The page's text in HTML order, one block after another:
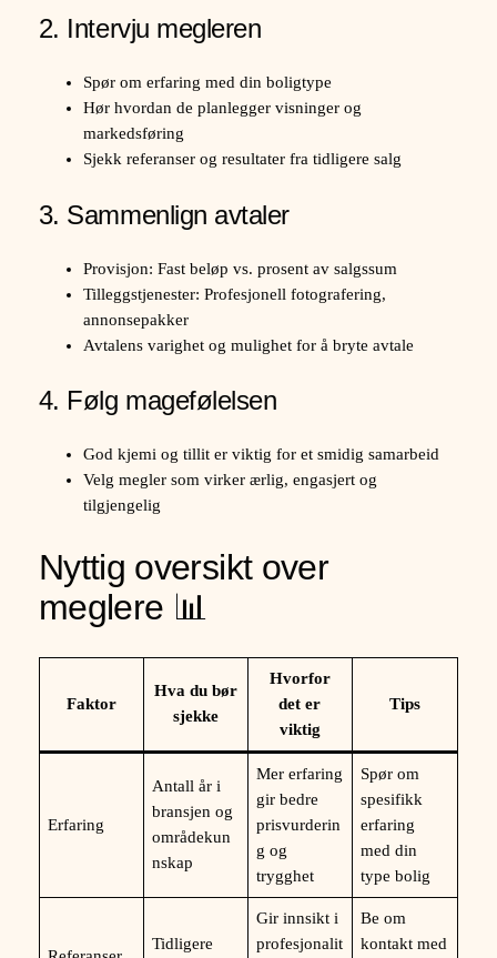
2. Intervju megleren
Spør om erfaring med din boligtype
Hør hvordan de planlegger visninger og
markedsføring
Sjekk referanser og resultater fra tidligere salg
3. Sammenlign avtaler
Provisjon: Fast beløp vs. prosent av salgssum
Tilleggstjenester: Profesjonell fotografering,
annonsepakker
Avtalens varighet og mulighet for å bryte avtale
4. Følg magefølelsen
God kjemi og tillit er viktig for et smidig samarbeid
Velg megler som virker ærlig, engasjert og
tilgjengelig
Nyttig oversikt over
meglere 📊
Faktor
Hva du bør
sjekke
Hvorfor
det er
viktig
Tips
Erfaring
Antall år i
bransjen og
områdekun
nskap
Mer erfaring
gir bedre
prisvurderin
g og
trygghet
Spør om
spesifikk
erfaring
med din
type bolig
Tidligere
Gir innsikt i
profesjonalit
Be om
kontakt med